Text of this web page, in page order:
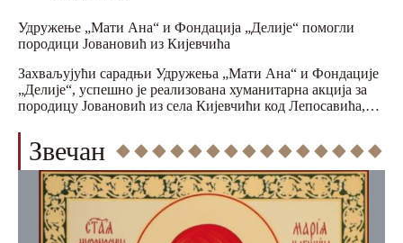
Удружење „Мати Ана“ и Фондација „Делије“ помогли
породици Јовановић из Кијевчића
Захваљујући сарадњи Удружења „Мати Ана“ и Фондације
„Делије“, успешно је реализована хуманитарна акција за
породицу Јовановић из села Кијевчићи код Лепосавића,…
Звечан